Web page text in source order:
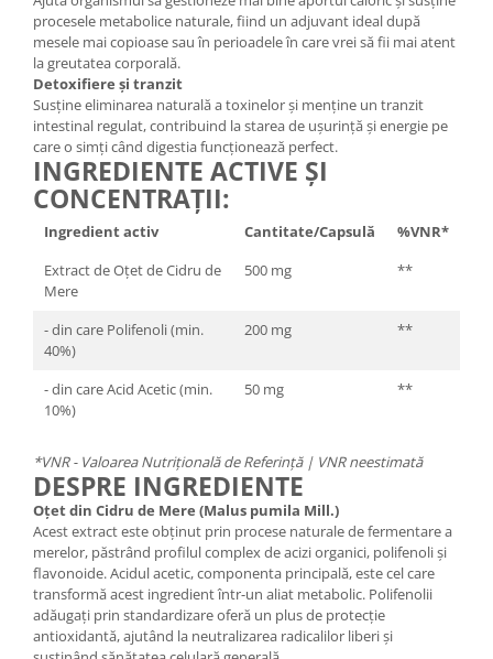
procesele metabolice naturale, fiind un adjuvant ideal după
mesele mai copioase sau în perioadele în care vrei să fii mai atent
la greutatea corporală.
Detoxifiere și tranzit
Susține eliminarea naturală a toxinelor și menține un tranzit
intestinal regulat, contribuind la starea de ușurință și energie pe
care o simți când digestia funcționează perfect.
INGREDIENTE ACTIVE ȘI
CONCENTRAȚII:
Ingredient activ Cantitate/Capsulă
%VNR*
Extract de Oțet de Cidru de
Mere
500 mg **
- din care Polifenoli (min.
40%)
200 mg **
- din care Acid Acetic (min.
10%)
50 mg **
*VNR - Valoarea Nutrițională de Referință | VNR neestimată
DESPRE INGREDIENTE
Oțet din Cidru de Mere (Malus pumila Mill.)
Acest extract este obținut prin procese naturale de fermentare a
merelor, păstrând profilul complex de acizi organici, polifenoli și
flavonoide. Acidul acetic, componenta principală, este cel care
transformă acest ingredient într-un aliat metabolic. Polifenolii
adăugați prin standardizare oferă un plus de protecție
antioxidantă, ajutând la neutralizarea radicalilor liberi și